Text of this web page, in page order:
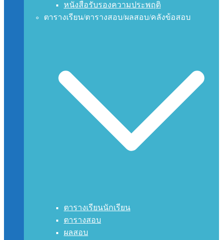
หนังสือรับรองความประพฤติ
ตารางเรียน/ตารางสอบ/ผลสอบ/คลังข้อสอบ
ตารางเรียนนักเรียน
ตารางสอบ
ผลสอบ